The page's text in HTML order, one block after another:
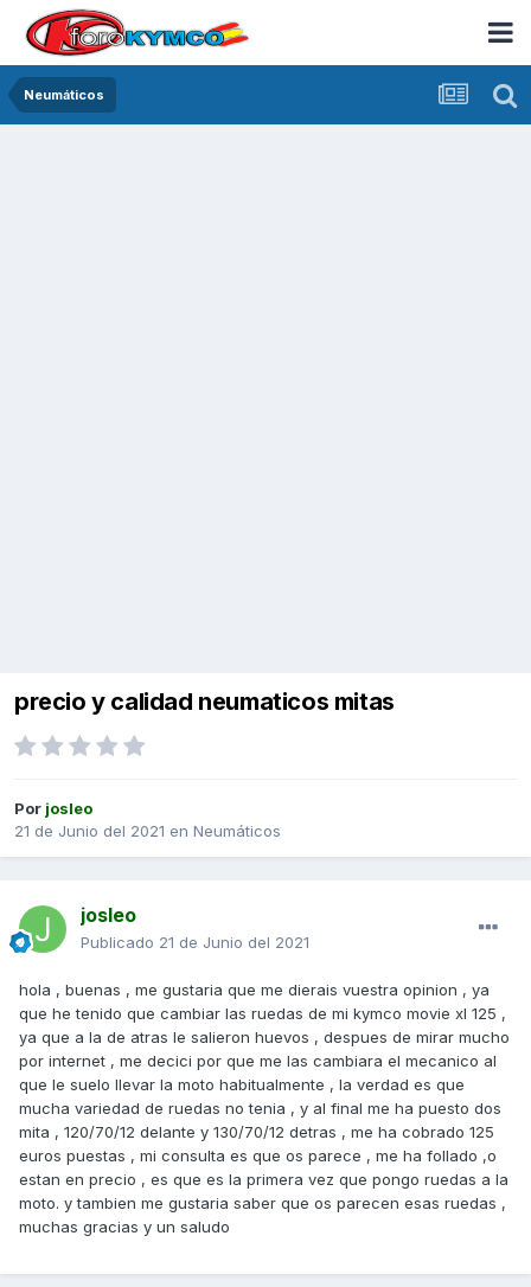
Neumáticos
precio y calidad neumaticos mitas
Por josleo
21 de Junio del 2021 en Neumáticos
josleo
Publicado 21 de Junio del 2021
hola , buenas , me gustaria que me dierais vuestra opinion , ya
que he tenido que cambiar las ruedas de mi kymco movie xl 125 ,
ya que a la de atras le salieron huevos , despues de mirar mucho
por internet , me decici por que me las cambiara el mecanico al
que le suelo llevar la moto habitualmente , la verdad es que
mucha variedad de ruedas no tenia , y al final me ha puesto dos
mita , 120/70/12 delante y 130/70/12 detras , me ha cobrado 125
euros puestas , mi consulta es que os parece , me ha follado ,o
estan en precio , es que es la primera vez que pongo ruedas a la
moto. y tambien me gustaria saber que os parecen esas ruedas ,
muchas gracias y un saludo